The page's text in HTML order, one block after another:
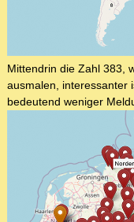
Mittendrin die Zahl 383,
ausmalen, interessanter
bedeutend weniger